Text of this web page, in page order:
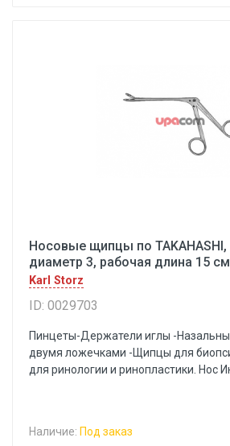
Носовые щипцы по
диаметр 3, рабочая длина 15 см
Karl Storz
ID: 0029703
Пинцеты-Держатели иглы -
двумя ложечками -Щипцы для
для ринологии и ринопластики. Нос
Наличие: Под заказ